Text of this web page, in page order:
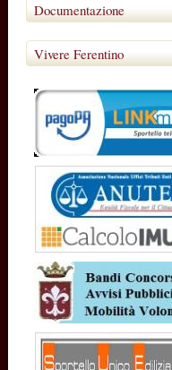
Documentazione
Vivere Ferentino